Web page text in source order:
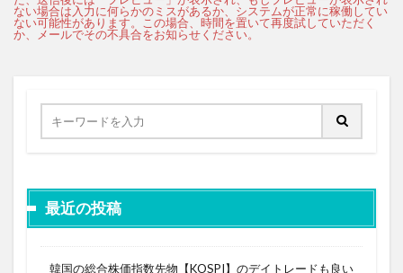
最近の投稿
韓国の総合株価指数先物【KOSPI】のデイトレードも良い